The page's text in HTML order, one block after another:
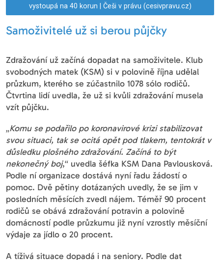
vystoupá na 40 korun | Češi v právu (cesivpravu.cz)
Samoživitelé už si berou půjčky
Zdražování už začíná dopadat na samoživitele. Klub
svobodných matek (KSM) si v polovině října udělal
průzkum, kterého se zúčastnilo 1078 sólo rodičů.
Čtvrtina lidí uvedla, že už si kvůli zdražování musela
vzít půjčku.
„Komu se podařilo po koronavirové krizi stabilizovat
svou situaci, tak se ocitá opět pod tlakem, tentokrát v
důsledku plošného zdražování. Začíná to být
nekonečný boj,“ uvedla šéfka KSM Dana Pavlousková.
Podle ní organizace dostává nyní řadu žádostí o
pomoc. Dvě pětiny dotázaných uvedly, že se jim v
posledních měsících zvedl nájem. Téměř 90 procent
rodičů se obává zdražování potravin a polovině
domácností podle průzkumu již nyní vzrostly měsíční
výdaje za jídlo o 20 procent.
A tíživá situace dopadá i na seniory. Podle dat